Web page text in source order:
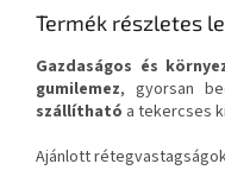
Termék részletes
Gazdaságos és
gumilemez, gyorsan
szállítható a tekercses
Ajánlott